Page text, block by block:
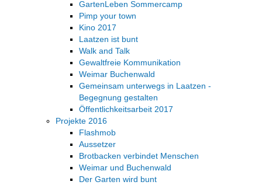
GartenLeben Sommercamp
Pimp your town
Kino 2017
Laatzen ist bunt
Walk and Talk
Gewaltfreie Kommunikation
Weimar Buchenwald
Gemeinsam unterwegs in Laatzen -
Begegnung gestalten
Öffentlichkeitsarbeit 2017
Projekte 2016
Flashmob
Aussetzer
Brotbacken verbindet Menschen
Weimar und Buchenwald
Der Garten wird bunt